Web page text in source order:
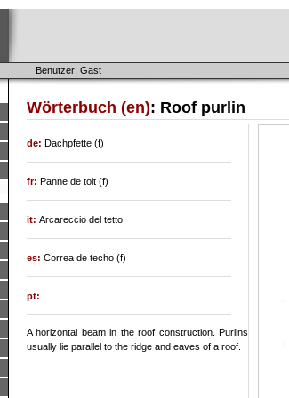
Benutzer: Gast
Wörterbuch (en): Roof purlin
de: Dachpfette (f)
fr: Panne de toit (f)
it: Arcareccio del tetto
es: Correa de techo (f)
pt:
A horizontal beam in the roof construction. Purlins
usually lie parallel to the ridge and eaves of a roof.